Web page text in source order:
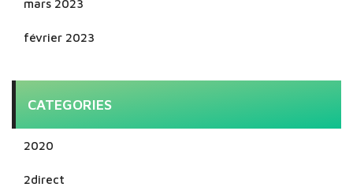
mars 2023
février 2023
CATEGORIES
2020
2direct